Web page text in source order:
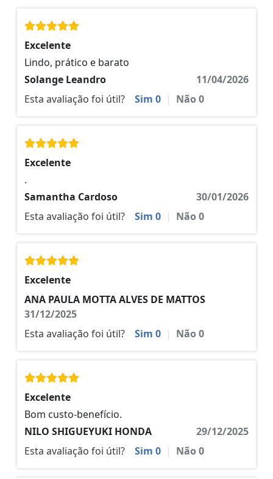
Excelente
Lindo, prático e barato
Solange Leandro
11/04/2026
Esta avaliação foi útil?
Sim 0 | Não0
Excelente
.
Samantha Cardoso
30/01/2026
Esta avaliação foi útil?
Sim 0 | Não0
Excelente
ANA PAULA MOTTA ALVES DE MATTOS
31/12/2025
Esta avaliação foi útil?
Sim 0 | Não0
Excelente
Bom custo-benefício.
NILO SHIGUEYUKI HONDA
29/12/2025
Esta avaliação foi útil?
Sim 0 | Não0